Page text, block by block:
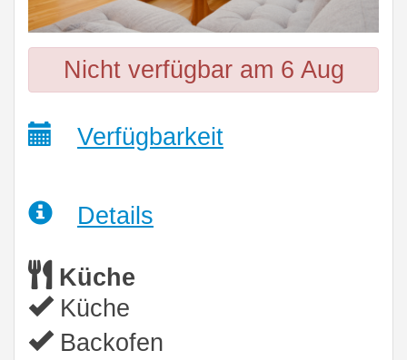
Nicht verfügbar am 6 Aug
Verfügbarkeit
Details
Küche
Küche
Backofen